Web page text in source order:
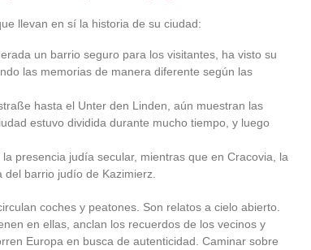
llevan en sí la historia de su ciudad:
un barrio seguro para los visitantes, ha visto su
las memorias de manera diferente según las
hasta el Unter den Linden, aún muestran las
estuvo dividida durante mucho tiempo, y luego
presencia judía secular, mientras que en Cracovia, la
barrio judío de Kazimierz.
coches y peatones. Son relatos a cielo abierto.
en ellas, anclan los recuerdos de los vecinos y
Europa en busca de autenticidad. Caminar sobre